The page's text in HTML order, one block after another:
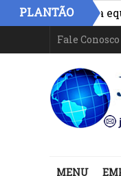
PLANTÃO
aponta equilíbrio
Fale Conosco
MENU